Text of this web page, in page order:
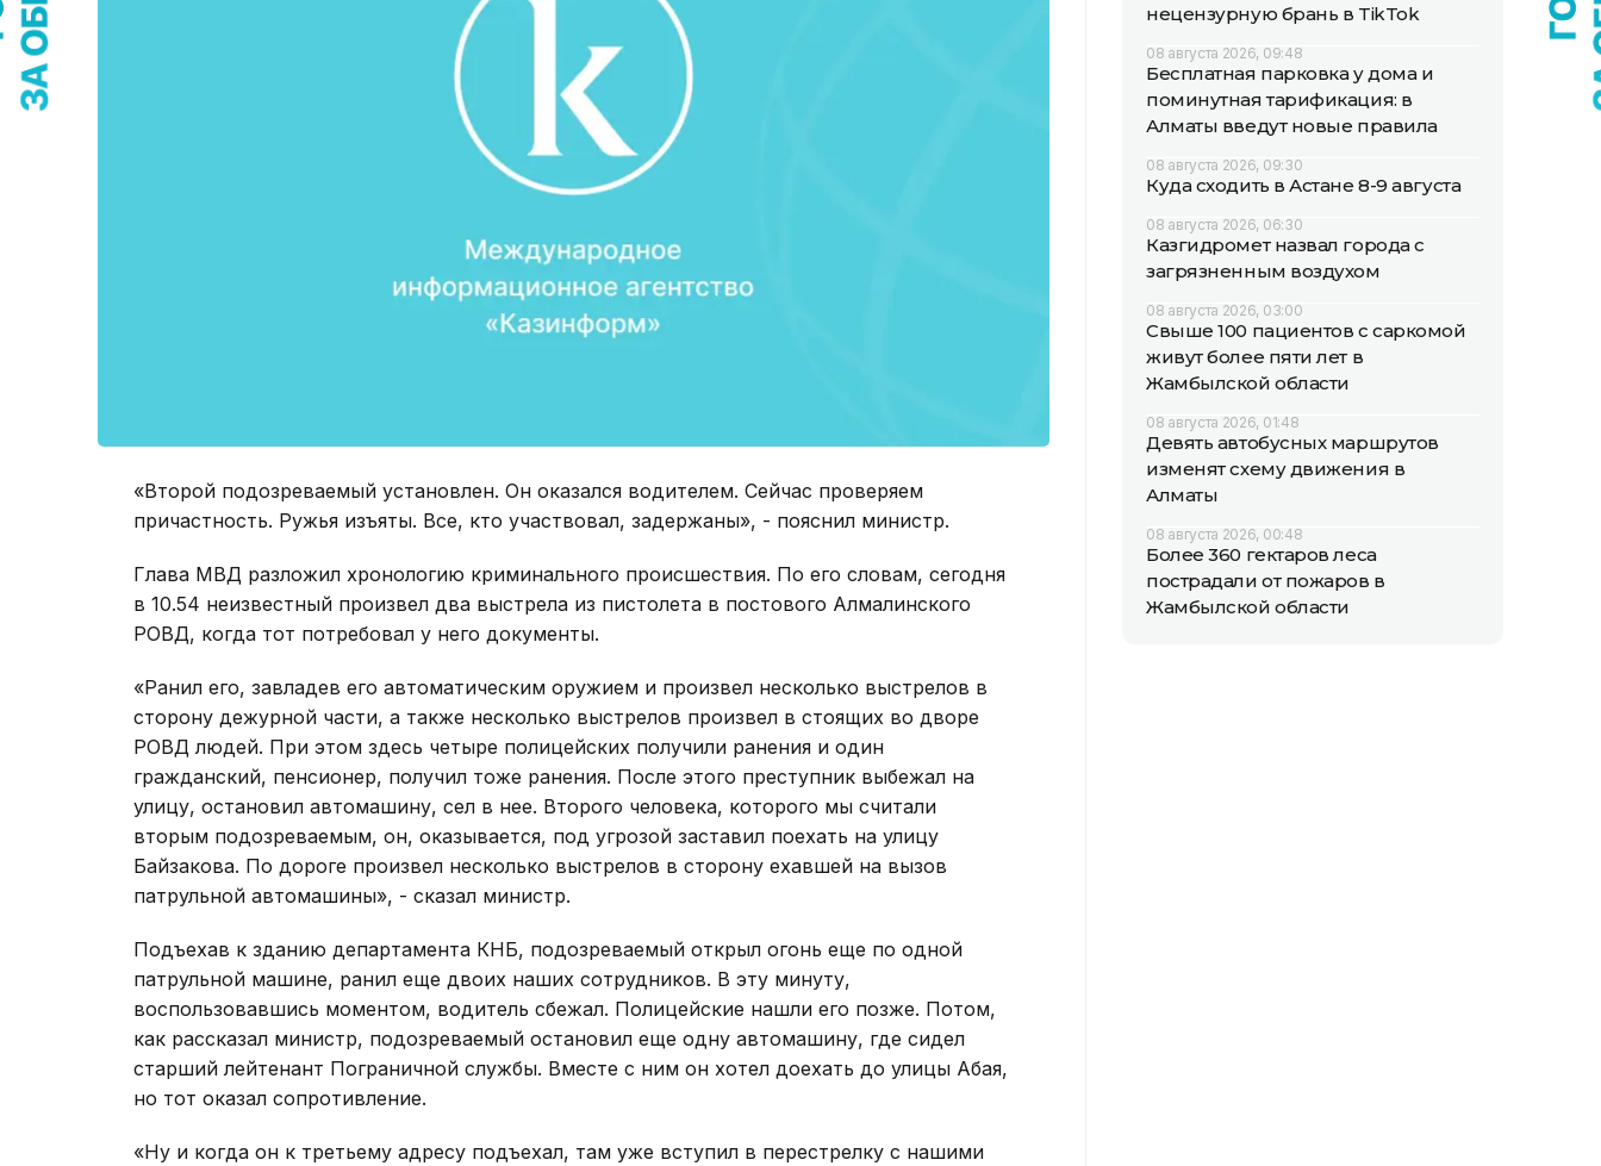
«Второй подозреваемый установлен. Он оказался водителем. Сейчас проверяем
причастность. Ружья изъяты. Все, кто участвовал, задержаны», - пояснил министр.
Глава МВД разложил хронологию криминального происшествия. По его словам, сегодня
в 10.54 неизвестный произвел два выстрела из пистолета в постового Алмалинского
РОВД, когда тот потребовал у него документы.
«Ранил его, завладев его автоматическим оружием и произвел несколько выстрелов в
сторону дежурной части, а также несколько выстрелов произвел в стоящих во дворе
РОВД людей. При этом здесь четыре полицейских получили ранения и один
гражданский, пенсионер, получил тоже ранения. После этого преступник выбежал на
улицу, остановил автомашину, сел в нее. Второго человека, которого мы считали
вторым подозреваемым, он, оказывается, под угрозой заставил поехать на улицу
Байзакова. По дороге произвел несколько выстрелов в сторону ехавшей на вызов
патрульной автомашины», - сказал министр.
Подъехав к зданию департамента КНБ, подозреваемый открыл огонь еще по одной
патрульной машине, ранил еще двоих наших сотрудников. В эту минуту,
воспользовавшись моментом, водитель сбежал. Полицейские нашли его позже. Потом,
как рассказал министр, подозреваемый остановил еще одну автомашину, где сидел
старший лейтенант Пограничной службы. Вместе с ним он хотел доехать до улицы Абая,
но тот оказал сопротивление.
«Ну и когда он к третьему адресу подъехал, там уже вступил в перестрелку с нашими
нецензурную брань в TikTok
08 августа 2026, 09:48
Бесплатная парковка у дома и
поминутная тарификация: в
Алматы введут новые правила
08 августа 2026, 09:30
Куда сходить в Астане 8-9 августа
08 августа 2026, 06:30
Казгидромет назвал города с
загрязненным воздухом
08 августа 2026, 03:00
Свыше 100 пациентов с саркомой
живут более пяти лет в
Жамбылской области
08 августа 2026, 01:48
Девять автобусных маршрутов
изменят схему движения в
Алматы
08 августа 2026, 00:48
Более 360 гектаров леса
пострадали от пожаров в
Жамбылской области